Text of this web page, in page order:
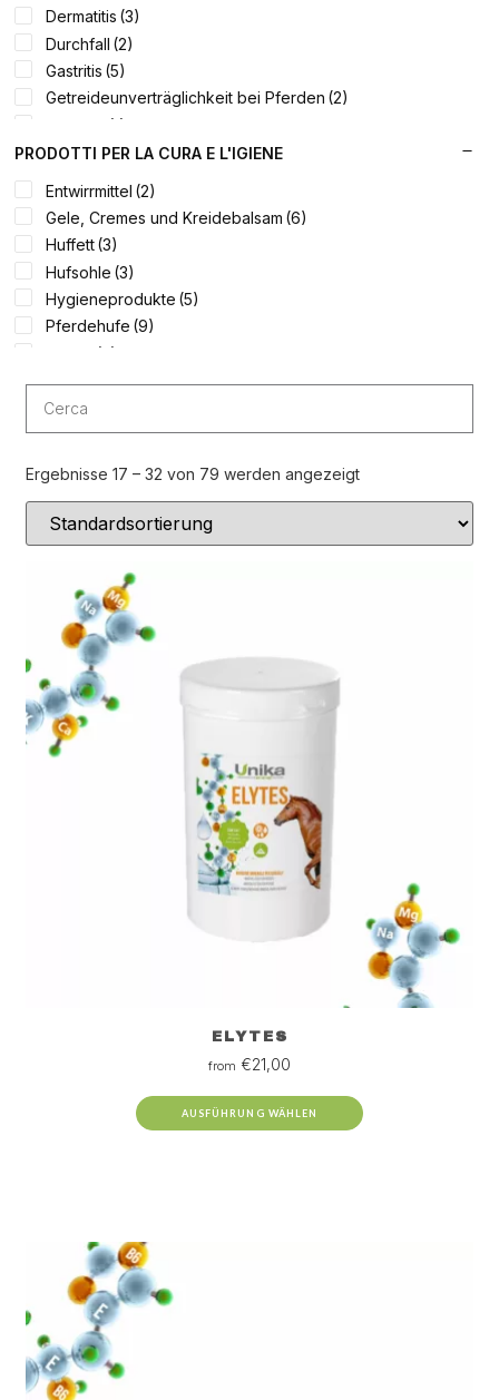
Mangimi
(10)
Niedriger glykämischer Index
Reisen (7)
Schmerzen
Zitronengras(4)
Dermatitis (3)
Durchfall (2)
Gastritis (5)
Getreideunverträglichkeit bei Pferden (2)
(1)
Immunsystem (2)
Krankenhausaufenthalt und Postinterventionen
Mageres Pferd
Milchsäure (5)
Reisen
(7)
Saisonwechsel
PRODOTTI PER LA CURA E L'IGIENE
Entwirrmittel (2)
Gele, Cremes und Kreidebalsam (6)
Huffett(3)
Hufsohle (3)
Hygieneprodukte (5)
Pferdehufe (9)
(2)
Shampoo(3)
Ergebnisse 17 – 32 von 79 werden angezeigt
ELYTES
from €21,00
AUSFÜHRUNG WÄHLEN